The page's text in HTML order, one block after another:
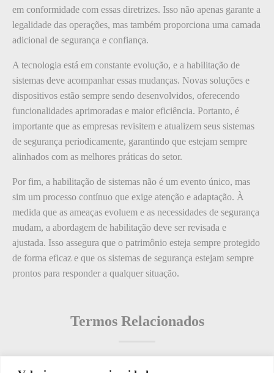
em conformidade com essas diretrizes. Isso não apenas garante a
legalidade das operações, mas também proporciona uma camada
adicional de segurança e confiança.
A tecnologia está em constante evolução, e a habilitação de
sistemas deve acompanhar essas mudanças. Novas soluções e
dispositivos estão sempre sendo desenvolvidos, oferecendo
funcionalidades aprimoradas e maior eficiência. Portanto, é
importante que as empresas revisitem e atualizem seus sistemas
de segurança periodicamente, garantindo que estejam sempre
alinhados com as melhores práticas do setor.
Por fim, a habilitação de sistemas não é um evento único, mas
sim um processo contínuo que exige atenção e adaptação. À
medida que as ameaças evoluem e as necessidades de segurança
mudam, a abordagem de habilitação deve ser revisada e
ajustada. Isso assegura que o patrimônio esteja sempre protegido
de forma eficaz e que os sistemas de segurança estejam sempre
prontos para responder a qualquer situação.
Termos Relacionados